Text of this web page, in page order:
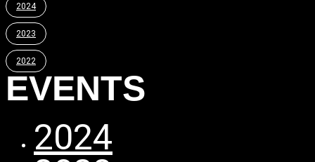
2024
2023
2022
EVENTS
2024